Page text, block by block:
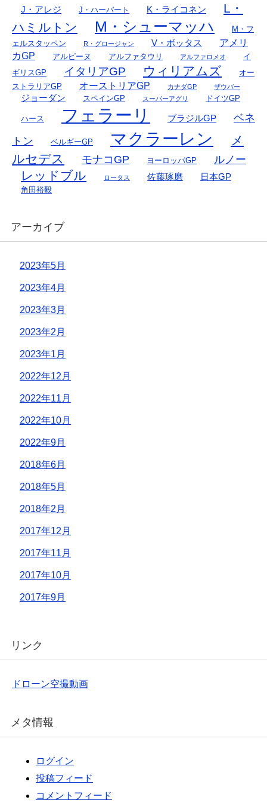
J・アレジ J・ハーバート K・ライコネン
L・
ハミルトン
M・シューマッハ
M・フ
ェルスタッペン
R・グロージャン V・ボッタス
アメリ
カGP
アルピーヌ アルファタウリ アルファロメオ
イ
ギリスGP
イタリアGP ウィリアムズ
オー
ストラリアGP
オーストリアGP カナダGP ザウバー
ジョーダン スペインGP スーパーアグリ ドイツGP
ハース フェラーリ ブラジルGP
ベネ
トン
ベルギーGP マクラーレン
メ
ルセデス
モナコGP ヨーロッパGP ルノー
レッドブル ロータス 佐藤琢磨 日本GP
角田裕毅
アーカイブ
2023年5月
2023年4月
2023年3月
2023年2月
2023年1月
2022年12月
2022年11月
2022年10月
2022年9月
2018年6月
2018年5月
2018年2月
2017年12月
2017年11月
2017年10月
2017年9月
リンク
ドローン空撮動画
メタ情報
ログイン
投稿フィード
コメントフィード